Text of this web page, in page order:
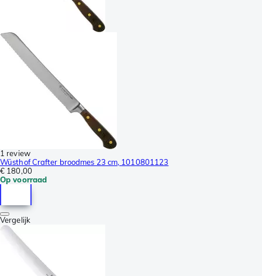
1 review
Wüsthof Crafter broodmes 23 cm, 1010801123
€ 180,00
Op voorraad
Vergelijk